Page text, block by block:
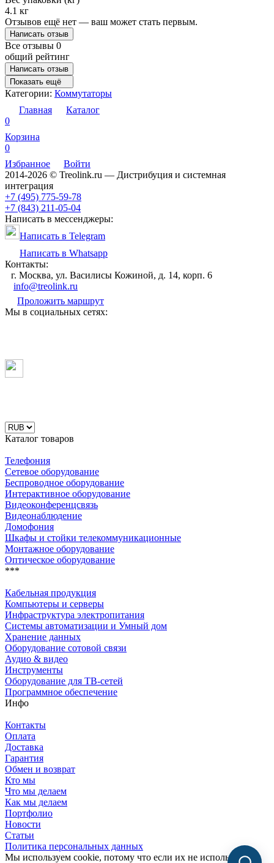
4.1 кг
Отзывов ещё нет — ваш может стать первым.
Написать отзыв
Все отзывы 0
общий рейтинг
Написать отзыв
Показать ещё
Категории: Коммутаторы
Главная
Каталог
0
Корзина
0
Избранное
Войти
2014-2026 © Treolink.ru — Дистрибуция и системная
интеграция
+7 (495) 775-59-78
+7 (843) 211-05-04
Написать в мессенджеры:
Написать в Telegram
Написать в Whatsapp
Контакты:
г. Москва, ул. Василисы Кожиной, д. 14, корп. 6
info@treolink.ru
Проложить маршрут
Мы в социальных сетях:
Каталог товаров
Телефония
Сетевое оборудование
Беспроводное оборудование
Интерактивное оборудование
Видеоконференцсвязь
Видеонаблюдение
Домофония
Шкафы и стойки телекоммуникационные
Монтажное оборудование
Оптическое оборудование
***
Кабельная продукция
Компьютеры и серверы
Инфраструктура электропитания
Системы автоматизации и Умный дом
Хранение данных
Оборудование сотовой связи
Аудио & видео
Инструменты
Оборудование для ТВ-сетей
Программное обеспечение
Инфо
Контакты
Оплата
Доставка
Гарантия
Обмен и возврат
Кто мы
Что мы делаем
Как мы делаем
Портфолио
Новости
Статьи
Политика персональных данных
Мы используем cookie, потому что если их не использовать,